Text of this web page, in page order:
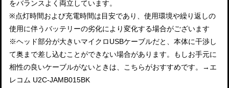
をバランスよく両立しています。
※点灯時間および充電時間は目安であり、使用環境や繰り返しの
使用に伴うバッテリーの劣化により変化する場合がございます
※ヘッド部分が大きいマイクロUSBケーブルだと、本体に干渉し
て奥まで差し込むことができない場合があります。もしお手元に
相性の良いケーブルがないときは、こちらがおすすめです。→エ
レコム U2C-JAMB015BK